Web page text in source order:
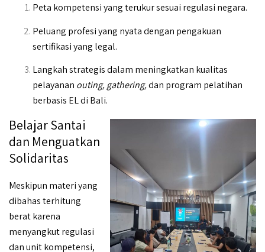
Peta kompetensi yang terukur sesuai regulasi negara.
Peluang profesi yang nyata dengan pengakuan
sertifikasi yang legal.
Langkah strategis dalam meningkatkan kualitas
pelayanan outing, gathering,dan program pelatihan
berbasis EL di Bali.
Belajar Santai
dan Menguatkan
Solidaritas
Meskipun materi yang
dibahas terhitung
berat karena
menyangkut regulasi
dan unit kompetensi,